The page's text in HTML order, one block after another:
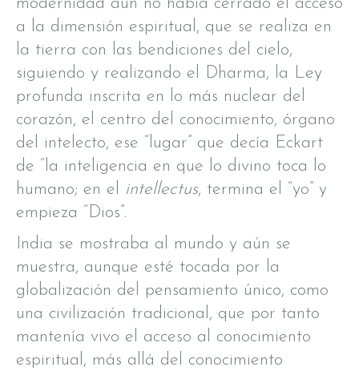
a la dimensión espiritual, que se realiza en
la tierra con las bendiciones del cielo,
siguiendo y realizando el Dharma, la Ley
profunda inscrita en lo más nuclear del
corazón, el centro del conocimiento, órgano
del intelecto, ese “lugar” que decía Eckart
de “la inteligencia en que lo divino toca lo
humano; en el intellectus, termina el “yo” y
empieza “Dios”.
India se mostraba al mundo y aún se
muestra, aunque esté tocada por la
globalización del pensamiento único, como
una civilización tradicional, que por tanto
mantenía vivo el acceso al conocimiento
espiritual, más allá del conocimiento